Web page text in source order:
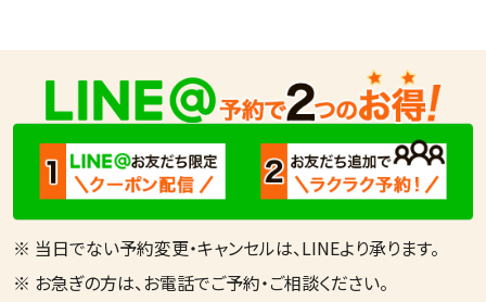
※ 当日でない予約変更・キャンセルは、LINEより承ります。
※ お急ぎの方は、お電話でご予約・ご相談ください。